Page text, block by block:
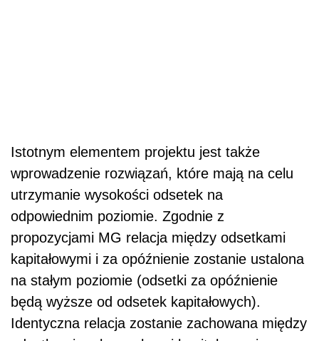
Istotnym elementem projektu jest także
wprowadzenie rozwiązań, które mają na celu
utrzymanie wysokości odsetek na
odpowiednim poziomie. Zgodnie z
propozycjami MG relacja między odsetkami
kapitałowymi i za opóźnienie zostanie ustalona
na stałym poziomie (odsetki za opóźnienie
będą wyższe od odsetek kapitałowych).
Identyczna relacja zostanie zachowana między